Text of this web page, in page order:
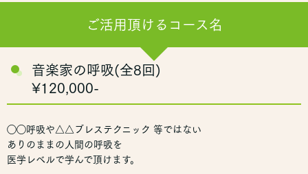
ご活用頂けるコース名
音楽家の呼吸(全8回)
¥120,000-
◯◯呼吸や△△ブレステクニック 等ではない
ありのままの人間の呼吸を
医学レベルで学んで頂けます。